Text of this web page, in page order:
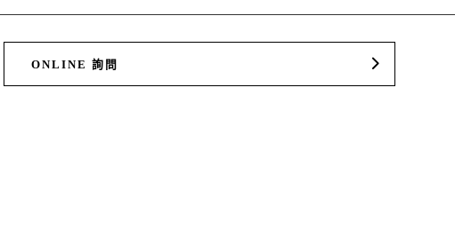
ONLINE 詢問